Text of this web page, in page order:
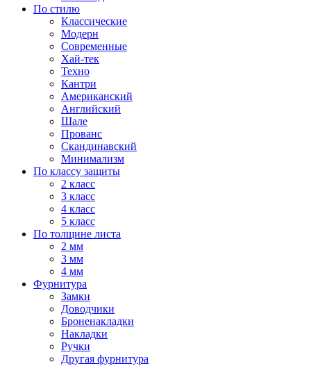
По стилю
Классические
Модерн
Современные
Хай-тек
Техно
Кантри
Американский
Английский
Шале
Прованс
Скандинавский
Минимализм
По классу защиты
2 класс
3 класс
4 класс
5 класс
По толщине листа
2 мм
3 мм
4 мм
Фурнитура
Замки
Доводчики
Броненакладки
Накладки
Ручки
Другая фурнитура